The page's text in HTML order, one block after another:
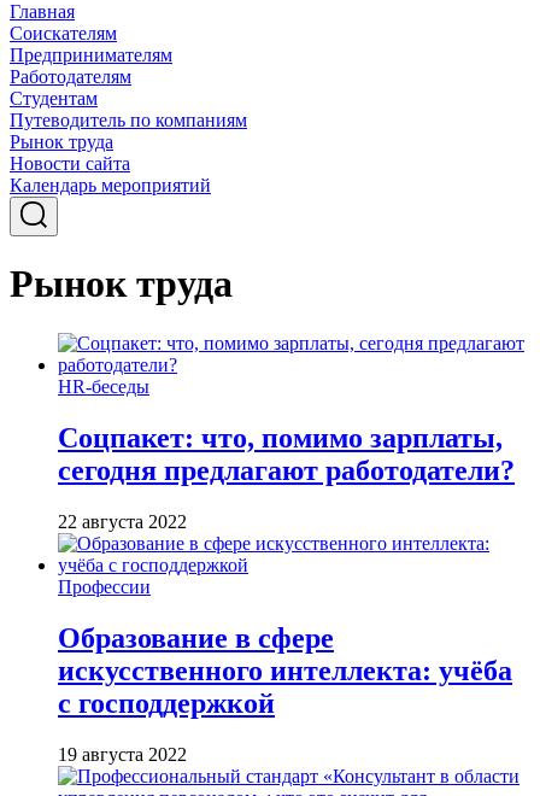
Главная
Соискателям
Предпринимателям
Работодателям
Студентам
Путеводитель по компаниям
Рынок труда
Новости сайта
Календарь мероприятий
Рынок труда
HR-беседы
Соцпакет: что, помимо зарплаты,
сегодня предлагают работодатели?
22 августа 2022
Профессии
Образование в сфере
искусственного интеллекта: учёба
с господдержкой
19 августа 2022